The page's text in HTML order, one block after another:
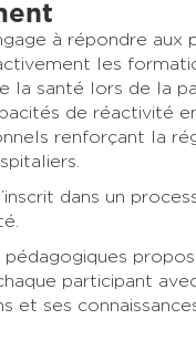
à répondre
les
la santé lors de la
de réactivité
renforçant la
dans un
pédagogiques
participant
et ses